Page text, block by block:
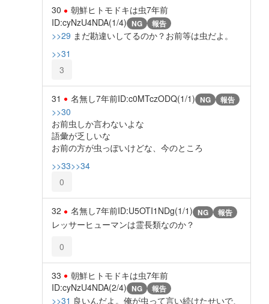
30 朝鮮ヒトモドキは虫7年前
ID:cyNzU4NDA(1/4) NG 報告
>>29 まだ勘違いしてるのか？お前等は虫だよ。
>>31
3
31 名無し7年前ID:c0MTczODQ(1/1) NG 報告
>>30
お前虫しか言わないよな
語彙が乏しいな
お前の方が虫っぽいけどな、今のところ
>>33>>34
0
32 名無し7年前ID:U5OTI1NDg(1/1) NG 報告
レッサーヒューマンは霊長類なのか？
0
33 朝鮮ヒトモドキは虫7年前
ID:cyNzU4NDA(2/4) NG 報告
>>31 良いんだよ。俺が虫って言い続けたせいで、